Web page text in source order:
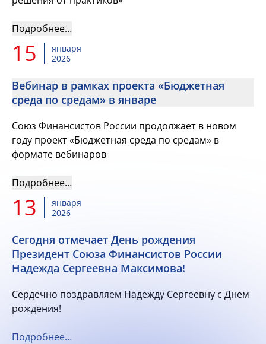
Подробнее…
15
января
2026
Вебинар в рамках проекта «Бюджетная
среда по средам» в январе
Союз Финансистов России продолжает в новом
году проект «Бюджетная среда по средам» в
формате вебинаров
Подробнее…
13
января
2026
Сегодня отмечает День рождения
Президент Союза Финансистов России
Надежда Сергеевна Максимова!
Сердечно поздравляем Надежду Сергеевну с Днем
рождения!
Подробнее…